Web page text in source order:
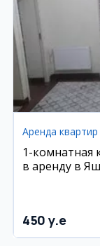
Аренда квартир
1-комнатная
в аренду в
450 y.e